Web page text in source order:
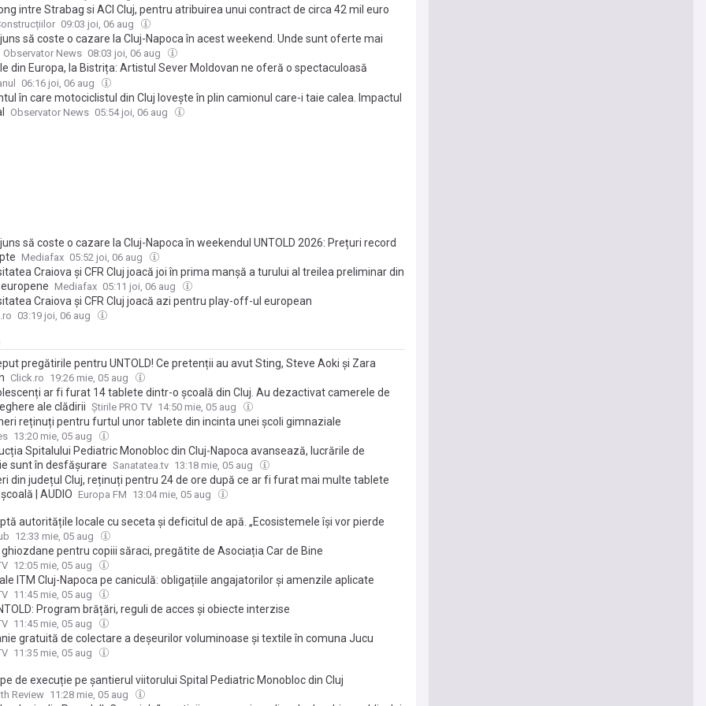
intre Strabag si ACI Cluj, pentru atribuirea unui contract de circa 42 mil euro
09:03 joi, 06 aug
să coste o cazare la Cluj-Napoca în acest weekend. Unde sunt oferte mai
Observator News 08:03 joi, 06 aug
din Europa, la Bistrița: Artistul Sever Moldovan ne oferă o spectaculoasă
vizuală în marile galerii ale lumii: „La muzeu îți dezvolți cu adevărat
06:16 joi, 06 aug
în care motociclistul din Cluj lovește în plin camionul care-i taie calea. Impactul
Observator News 05:54 joi, 06 aug
să coste o cazare la Cluj-Napoca în weekendul UNTOLD 2026: Prețuri record
Mediafax 05:52 joi, 06 aug
Craiova și CFR Cluj joacă joi în prima manșă a turului al treilea preliminar din
Mediafax 05:11 joi, 06 aug
Craiova și CFR Cluj joacă azi pentru play-off-ul european
03:19 joi, 06 aug
pregătirile pentru UNTOLD! Ce pretenții au avut Sting, Steve Aoki și Zara
Click.ro 19:26 mie, 05 aug
ar fi furat 14 tablete dintr-o școală din Cluj. Au dezactivat camerele de
ale clădirii Știrile PRO TV 14:50 mie, 05 aug
reținuți pentru furtul unor tablete din incinta unei școli gimnaziale
13:20 mie, 05 aug
Spitalului Pediatric Monobloc din Cluj-Napoca avansează, lucrările de
sunt în desfășurare Sanatatea.tv 13:18 mie, 05 aug
din județul Cluj, reținuți pentru 24 de ore după ce ar fi furat mai multe tablete
| AUDIO Europa FM 13:04 mie, 05 aug
autoritățile locale cu seceta și deficitul de apă. „Ecosistemele își vor pierde
de a alimenta societatea”
12:33 mie, 05 aug
pentru copiii săraci, pregătite de Asociația Car de Bine
12:05 mie, 05 aug
ITM Cluj-Napoca pe caniculă: obligațiile angajatorilor și amenzile aplicate
11:45 mie, 05 aug
Program brățări, reguli de acces și obiecte interzise
11:45 mie, 05 aug
gratuită de colectare a deșeurilor voluminoase și textile în comuna Jucu
11:35 mie, 05 aug
de execuție pe șantierul viitorului Spital Pediatric Monobloc din Cluj
Review 11:28 mie, 05 aug